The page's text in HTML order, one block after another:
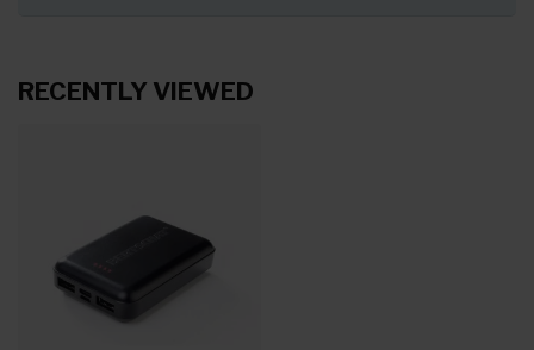
RECENTLY VIEWED